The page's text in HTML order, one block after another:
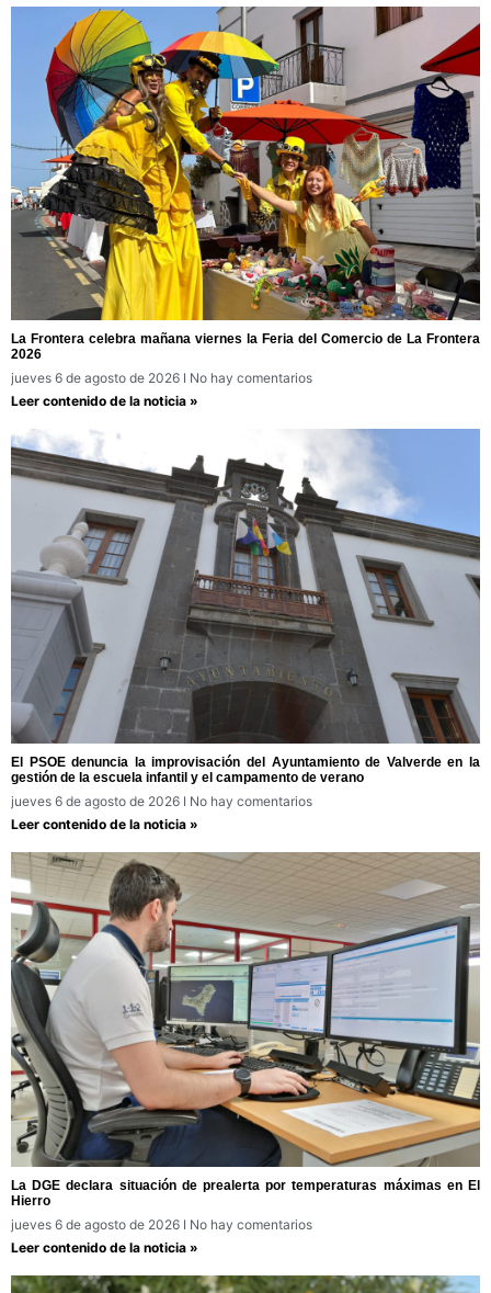
La Frontera celebra mañana viernes la Feria del Comercio de La Frontera
2026
jueves 6 de agosto de 2026
No hay comentarios
Leer contenido de la noticia »
El PSOE denuncia la improvisación del Ayuntamiento de Valverde en la
gestión de la escuela infantil y el campamento de verano
jueves 6 de agosto de 2026
No hay comentarios
Leer contenido de la noticia »
La DGE declara situación de prealerta por temperaturas máximas en El
Hierro
jueves 6 de agosto de 2026
No hay comentarios
Leer contenido de la noticia »